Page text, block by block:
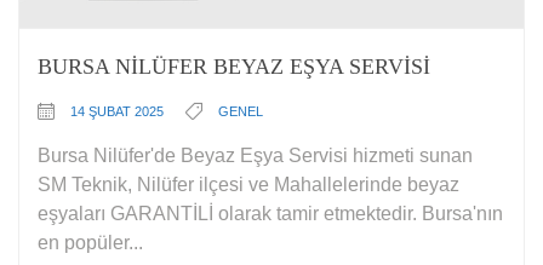
BURSA NİLÜFER BEYAZ EŞYA SERVISI
14 ŞUBAT 2025 GENEL
Bursa Nilüfer'de Beyaz Eşya Servisi hizmeti sunan
SM Teknik, Nilüfer ilçesi ve Mahallelerinde beyaz
eşyaları GARANTİLİ olarak tamir etmektedir. Bursa'nın
en popüler...